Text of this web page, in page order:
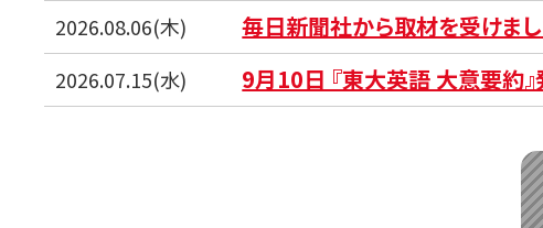
2026.08.06(木) 毎日新聞社から取材を受けま
2026.07.15(水) 9月10日 『東大英語 大意要約